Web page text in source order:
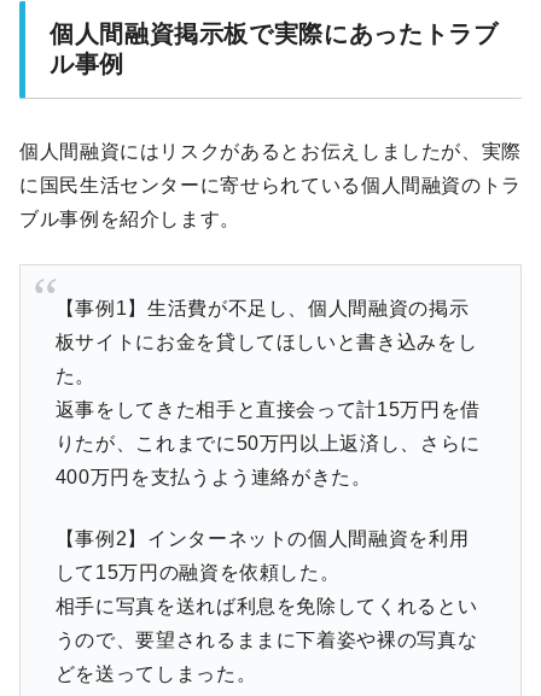
個人間融資掲示板で実際にあったトラブ
ル事例
個人間融資にはリスクがあるとお伝えしましたが、実際
に国民生活センターに寄せられている個人間融資のトラ
ブル事例を紹介します。
【事例1】生活費が不足し、個人間融資の掲示
板サイトにお金を貸してほしいと書き込みをし
た。
返事をしてきた相手と直接会って計15万円を借
りたが、これまでに50万円以上返済し、さらに
400万円を支払うよう連絡がきた。
【事例2】インターネットの個人間融資を利用
して15万円の融資を依頼した。
相手に写真を送れば利息を免除してくれるとい
うので、要望されるままに下着姿や裸の写真な
どを送ってしまった。